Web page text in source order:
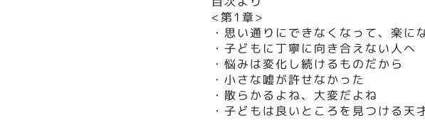
<第1章>
・思い通りにできなくなって、楽に
・子どもに丁寧に向き合えない人へ
・悩みは変化し続けるものだから
・小さな嘘が許せなかった
・散らかるよね、大変だよね
・子どもは良いところを見つける天